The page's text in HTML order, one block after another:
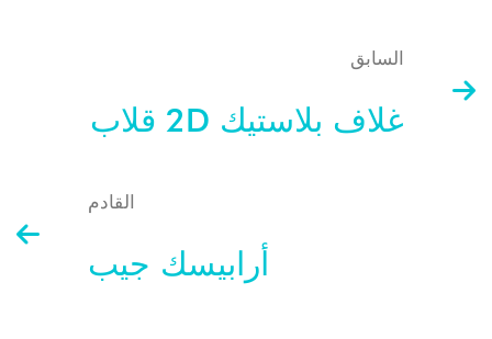
السابق
غلاف بلاستيك 2D قلاب
القادم
أرابيسك جيب